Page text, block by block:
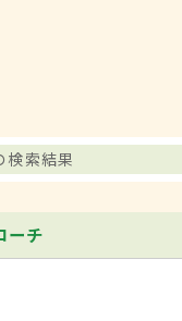
検索結果
ーチ